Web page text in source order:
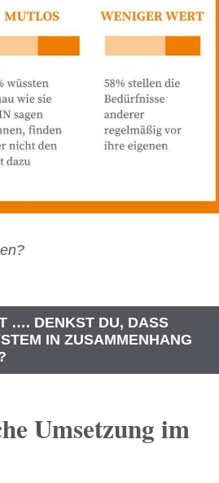
…. DENKST DU, DASS
IN ZUSAMMENHANG
Umsetzung im